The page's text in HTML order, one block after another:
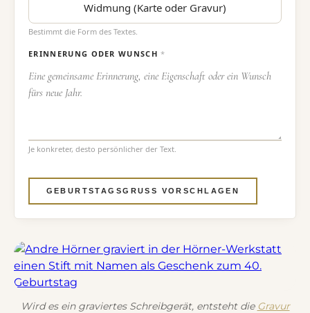
Widmung (Karte oder Gravur)
Bestimmt die Form des Textes.
ERINNERUNG ODER WUNSCH*
Je konkreter, desto persönlicher der Text.
GEBURTSTAGSGRUSS VORSCHLAGEN
Wird es ein graviertes Schreibgerät, entsteht die Gravur